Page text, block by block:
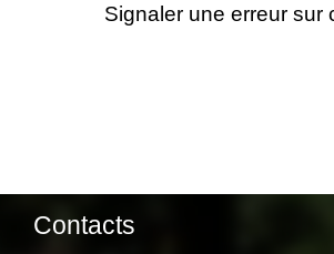
Signaler une erreur sur
Contacts